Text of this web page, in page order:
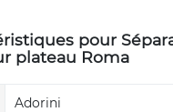
pour
plateau Roma
Adorini